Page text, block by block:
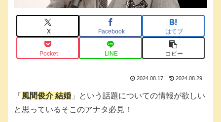
X Facebook はてブ
Pocket LINE コピー
2024.08.17 2024.08.29
「 風間俊介 結婚 」という話題についての情報が欲しい
と思っているそこのアナタ必見！